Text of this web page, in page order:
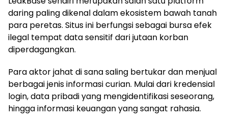
daring paling dikenal dalam ekosistem bawah tanah
para peretas. Situs ini berfungsi sebagai bursa efek
ilegal tempat data sensitif dari jutaan korban
diperdagangkan.
Para aktor jahat di sana saling bertukar dan menjual
berbagai jenis informasi curian. Mulai dari kredensial
login, data pribadi yang mengidentifikasi seseorang,
hingga informasi keuangan yang sangat rahasia.